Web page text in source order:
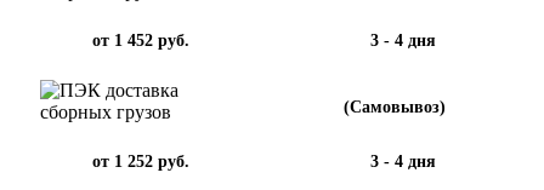
от 1 452 руб. 3 - 4 дня
(Самовывоз)
от 1 252 руб. 3 - 4 дня